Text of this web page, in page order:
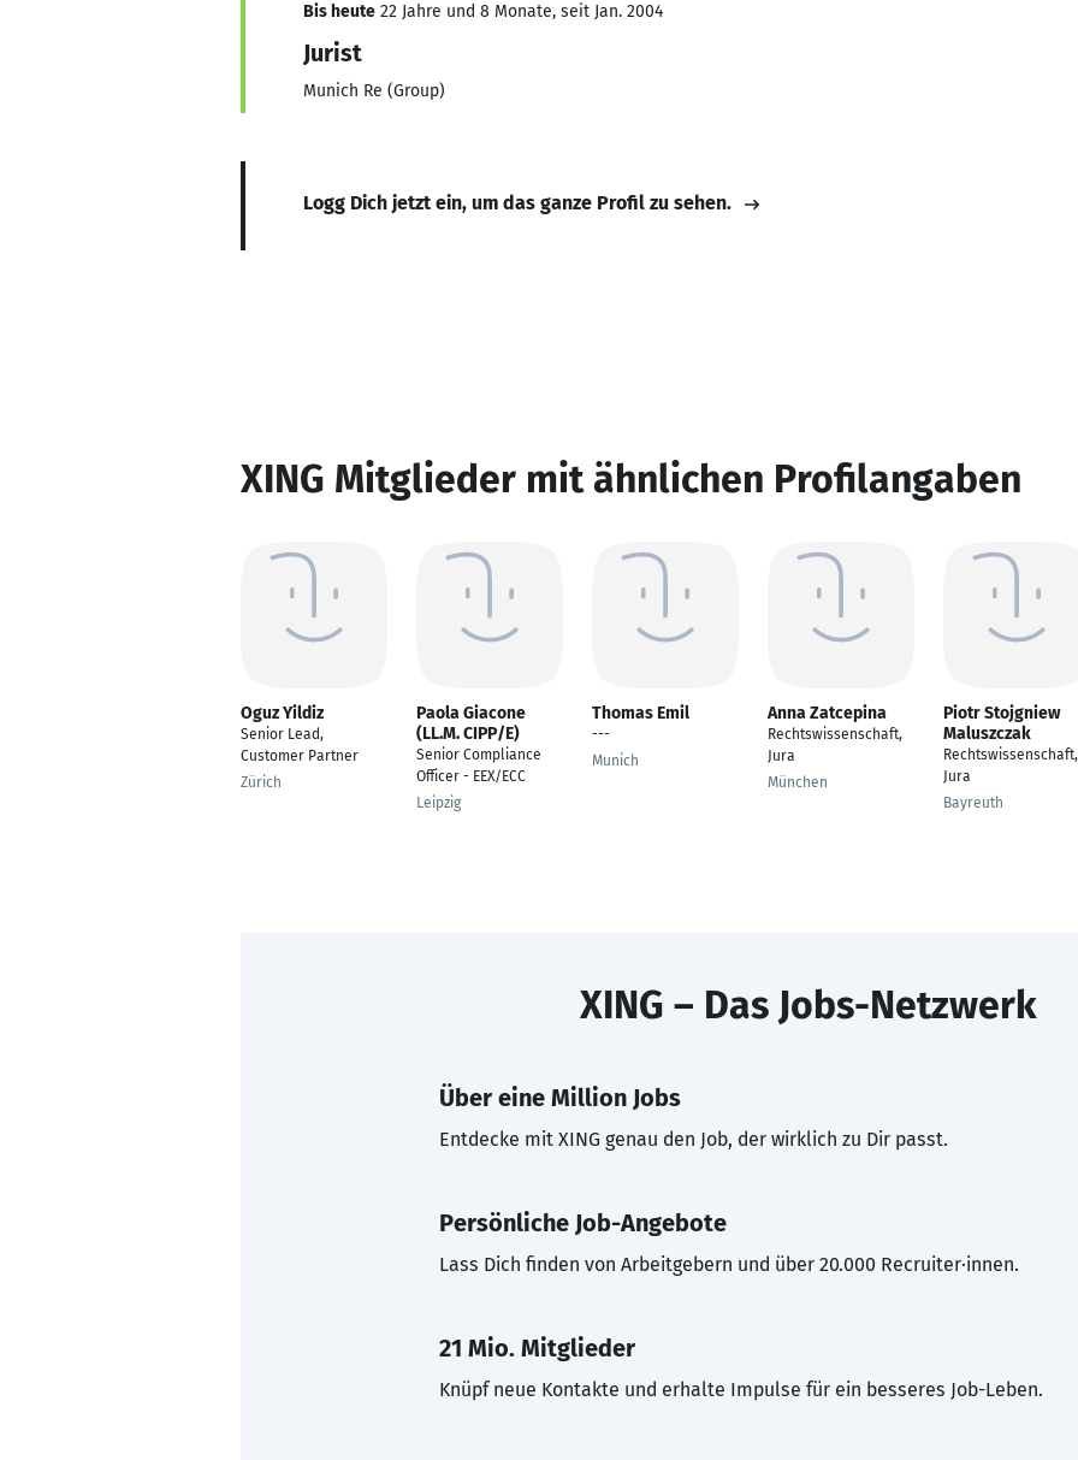
Bis heute 22 Jahre und 8 Monate, seit Jan. 2004
Jurist
Munich Re (Group)
Logg Dich jetzt ein, um das ganze Profil zu sehen.
XING Mitglieder mit ähnlichen Profilangaben
Oguz Yildiz
Senior Lead,
Customer Partner
Zürich
Paola Giacone
(LL.M. CIPP/E)
Senior Compliance
Officer - EEX/ECC
Leipzig
Thomas Emil
---
Munich
Anna Zatcepina
Rechtswissenschaft,
Jura
München
Piotr Stojgniew
Maluszczak
Rechtswissenschaft,
Jura
Bayreuth
XING – Das Jobs-Netzwerk
Über eine Million Jobs
Entdecke mit XING genau den Job, der wirklich zu Dir passt.
Persönliche Job-Angebote
Lass Dich finden von Arbeitgebern und über 20.000 Recruiter·innen.
21 Mio. Mitglieder
Knüpf neue Kontakte und erhalte Impulse für ein besseres Job-Leben.